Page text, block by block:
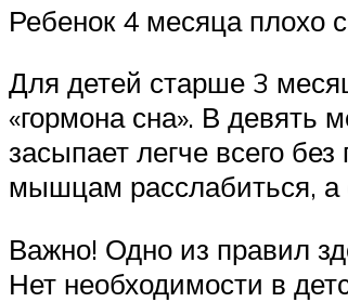
Ребенок 4 месяца плохо
Для детей старше 3
«гормона сна». В девять
засыпает легче всего
мышцам расслабиться, а
Важно! Одно из правил
Нет необходимости в